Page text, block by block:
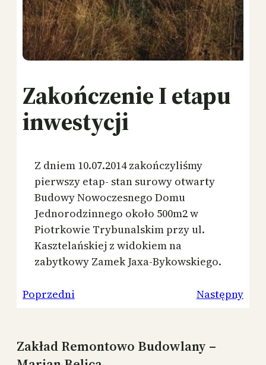
Zakończenie I etapu
inwestycji
Z dniem 10.07.2014 zakończyliśmy
pierwszy etap- stan surowy otwarty
Budowy Nowoczesnego Domu
Jednorodzinnego około 500m2 w
Piotrkowie Trybunalskim przy ul.
Kasztelańskiej z widokiem na
zabytkowy Zamek Jaxa-Bykowskiego.
Poprzedni Następny
Zakład Remontowo Budowlany –